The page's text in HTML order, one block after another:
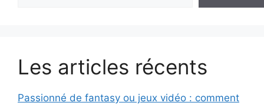
Les articles récents
Passionné de fantasy ou jeux vidéo : comment